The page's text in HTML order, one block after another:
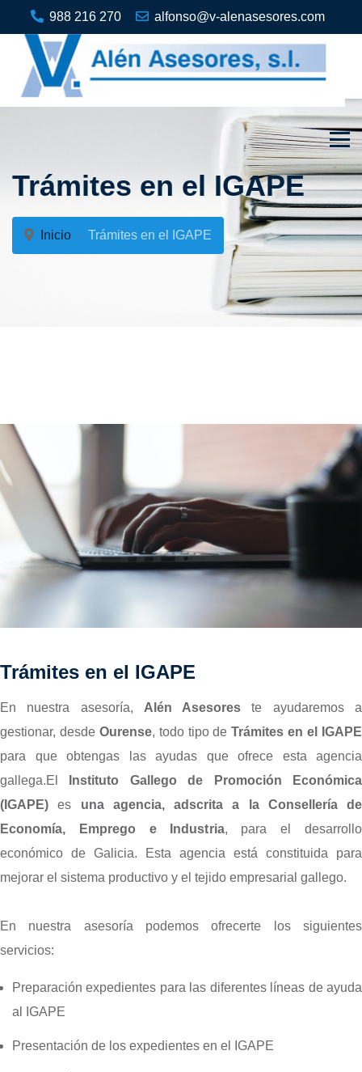
988 216 270 alfonso@v-alenasesores.com
Trámites en el IGAPE
Inicio Trámites en el IGAPE
Trámites en el IGAPE
En nuestra asesoría, Alén Asesores te ayudaremos a
gestionar, desde Ourense, todo tipo deTrámites en el IGAPE
para que obtengas las ayudas que ofrece esta agencia
gallega.El
Instituto Gallego de Promoción Económica
(IGAPE) es una agencia, adscrita a la Consellería de
Economía, Emprego e Industria, para el desarrollo
económico de Galicia. Esta agencia está constituida para
mejorar el sistema productivo y el tejido empresarial gallego.
En nuestra asesoría podemos ofrecerte los siguientes
servicios:
Preparación expedientes para las diferentes líneas de ayuda
al IGAPE
Presentación de los expedientes en el IGAPE